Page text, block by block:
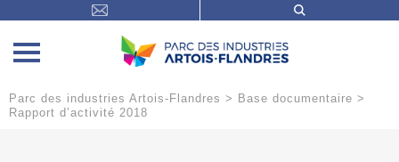
Parc des industries Artois-Flandres > Base documentaire >
Rapport d’activité 2018